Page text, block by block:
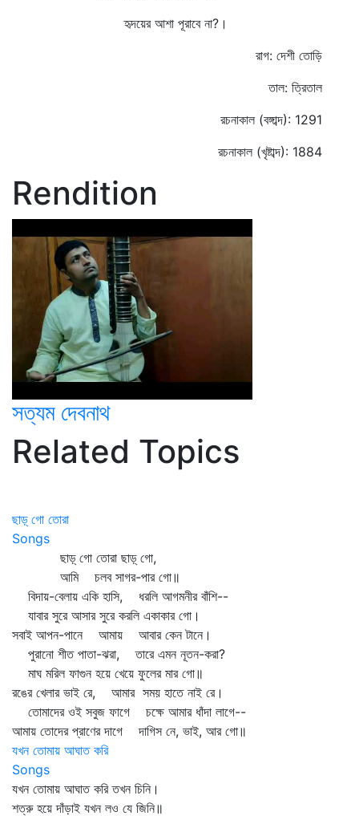
হৃদয়ের আশা পূরাবে না?।
রাগ: দেশী তোড়ি
তাল: ত্রিতাল
রচনাকাল (বঙ্গাব্দ): 1291
রচনাকাল (খৃষ্টাব্দ): 1884
Rendition
সত্যম দেবনাথ
Related Topics
ছাড়্ গো তোরা
Songs
ছাড়্‌ গো তোরা ছাড়্‌ গো,
আমি চলব সাগর-পার গো॥
বিদায়-বেলায় একি হাসি, ধরলি আগমনীর বাঁশি--
যাবার সুরে আসার সুরে করলি একাকার গো।
সবাই আপন-পানে আমায় আবার কেন টানে।
পুরানো শীত পাতা-ঝরা, তারে এমন নূতন-করা?
মাঘ মরিল ফাগুন হয়ে খেয়ে ফুলের মার গো॥
রঙের খেলার ভাই রে, আমার সময় হাতে নাই রে।
তোমাদের ওই সবুজ ফাগে চক্ষে আমার ধাঁদা লাগে--
আমায় তোদের প্রাণের দাগে দাগিস নে, ভাই, আর গো॥
যখন তোমায় আঘাত করি
Songs
যখন তোমায় আঘাত করি তখন চিনি।
শত্রু হয়ে দাঁড়াই যখন লও যে জিনি॥